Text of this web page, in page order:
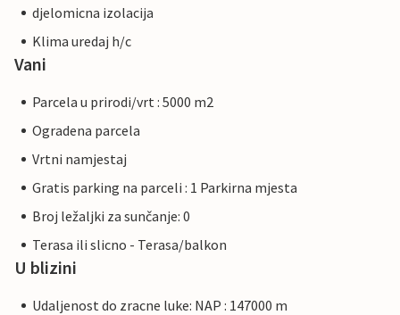
djelomicna izolacija
Klima uredaj h/c
Vani
Parcela u prirodi/vrt : 5000 m2
Ogradena parcela
Vrtni namjestaj
Gratis parking na parceli : 1 Parkirna mjesta
Broj ležaljki za sunčanje: 0
Terasa ili slicno - Terasa/balkon
U blizini
Udaljenost do zracne luke: NAP : 147000 m